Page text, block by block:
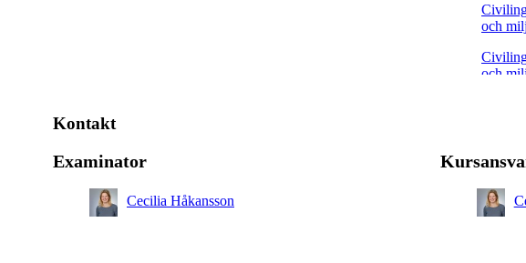
och
och
och
och
Kontakt
Examinator
Cecilia Håkansson